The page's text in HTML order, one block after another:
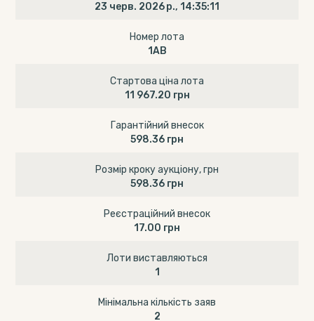
23 черв. 2026 р., 14:35:11
Номер лота
1AB
Стартова ціна лота
11 967.20 грн
Гарантійний внесок
598.36 грн
Розмір кроку аукціону, грн
598.36 грн
Реєстраційний внесок
17.00 грн
Лоти виставляються
1
Мінімальна кількість заяв
2